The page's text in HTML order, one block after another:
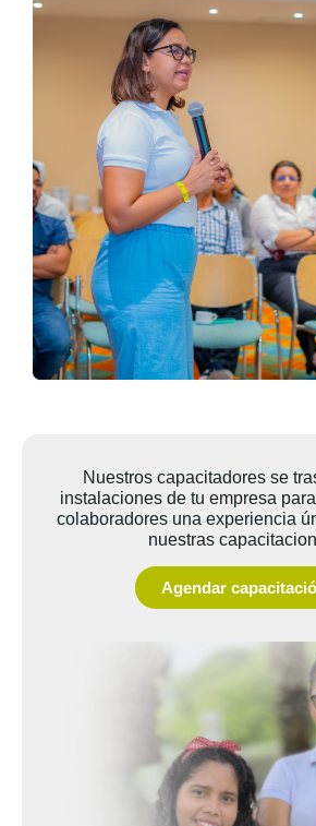
Nuestros capacitadores se
instalaciones de tu empresa
colaboradores una experiencia
nuestras
Agendar